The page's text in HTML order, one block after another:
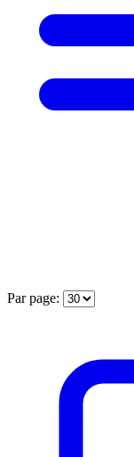
Par page: